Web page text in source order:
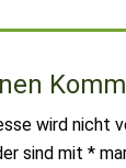
wird nicht
sind mit *